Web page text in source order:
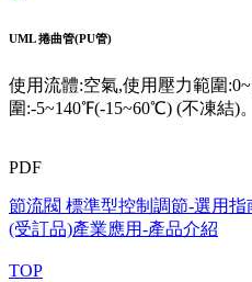
UML捲曲管(PU管)
使用流體:空氣,使用壓力範圍
圍:-5~140℉(-15~60℃) (不凍結)。
PDF
節流閥 標準型控制調節-選用指
(受訂品)產業應用-產品介紹
TOP